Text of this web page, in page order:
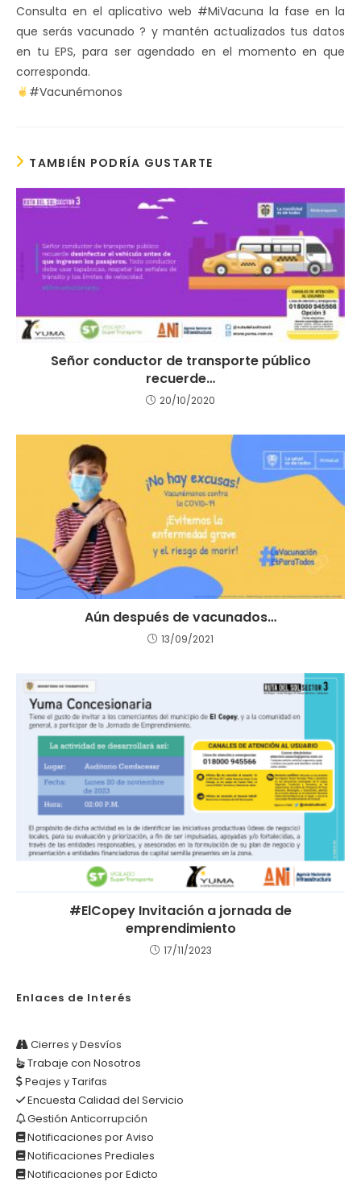
Consulta en el aplicativo web #MiVacuna la fase en la
que serás vacunado ? y mantén actualizados tus datos
en tu EPS, para ser agendado en el momento en que
corresponda.
#Vacunémonos
TAMBIÉN PODRÍA GUSTARTE
Señor conductor de transporte público
recuerde…
20/10/2020
Aún después de vacunados…
13/09/2021
#ElCopey Invitación a jornada de
emprendimiento
17/11/2023
Enlaces de Interés
Cierres y Desvíos
Trabaje con Nosotros
Peajes y Tarifas
Encuesta Calidad del Servicio
Gestión Anticorrupción
Notificaciones por Aviso
Notificaciones Prediales
Notificaciones por Edicto